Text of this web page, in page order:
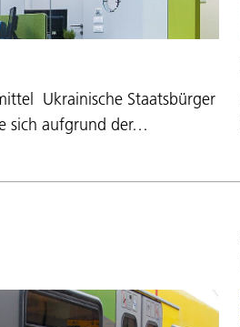
Ukrainische Staatsbürger
sich aufgrund der…